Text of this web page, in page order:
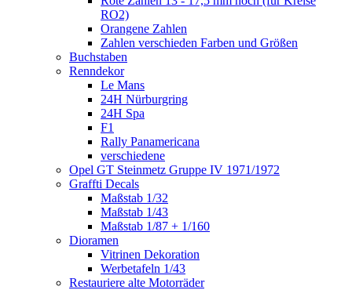
RO2)
Orangene Zahlen
Zahlen verschieden Farben und Größen
Buchstaben
Renndekor
Le Mans
24H Nürburgring
24H Spa
F1
Rally Panamericana
verschiedene
Opel GT Steinmetz Gruppe IV 1971/1972
Graffti Decals
Maßstab 1/32
Maßstab 1/43
Maßstab 1/87 + 1/160
Dioramen
Vitrinen Dekoration
Werbetafeln 1/43
Restauriere alte Motorräder